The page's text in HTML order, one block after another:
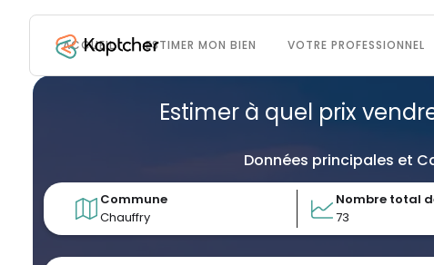
ACCUEIL ESTIMER MON BIEN VOTRE PROFESSIONNEL
Estimer à quel prix
Données principales et
Commune
Chauffry
Nombre total
73